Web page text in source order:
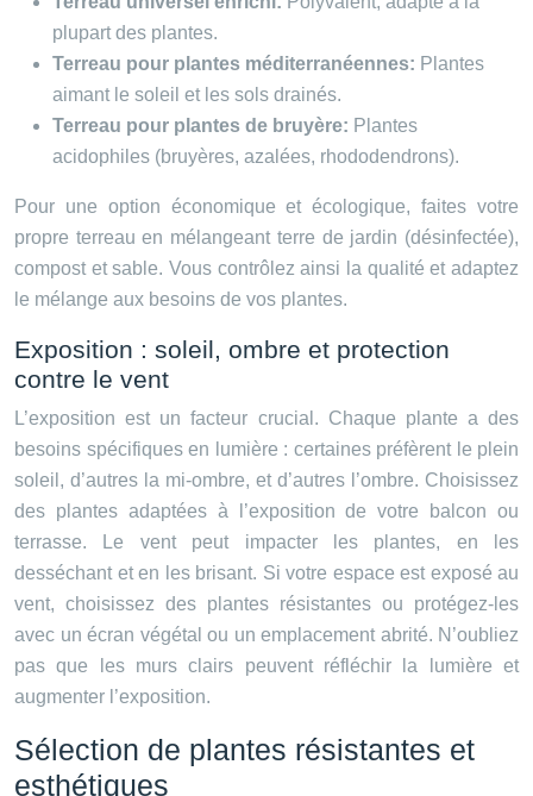
plupart des plantes.
Terreau pour plantes méditerranéennes: Plantes
aimant le soleil et les sols drainés.
Terreau pour plantes de bruyère: Plantes
acidophiles (bruyères, azalées, rhododendrons).
Pour une option économique et écologique, faites votre
propre terreau en mélangeant terre de jardin (désinfectée),
compost et sable. Vous contrôlez ainsi la qualité et adaptez
le mélange aux besoins de vos plantes.
Exposition : soleil, ombre et protection
contre le vent
L’exposition est un facteur crucial. Chaque plante a des
besoins spécifiques en lumière : certaines préfèrent le plein
soleil, d’autres la mi-ombre, et d’autres l’ombre. Choisissez
des plantes adaptées à l’exposition de votre balcon ou
terrasse. Le vent peut impacter les plantes, en les
desséchant et en les brisant. Si votre espace est exposé au
vent, choisissez des plantes résistantes ou protégez-les
avec un écran végétal ou un emplacement abrité. N’oubliez
pas que les murs clairs peuvent réfléchir la lumière et
augmenter l’exposition.
Sélection de plantes résistantes et
esthétiques